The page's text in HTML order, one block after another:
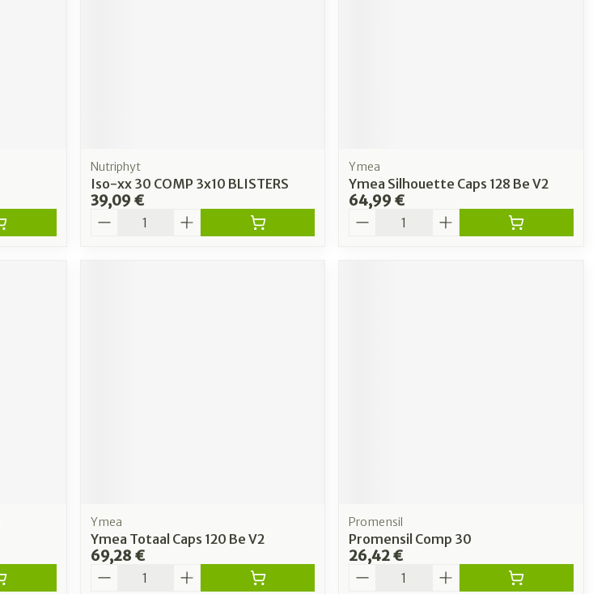
Nutriphyt
Iso-xx 30 COMP 3x10 BLISTERS
39,09 €
Quantité
Ymea
Ymea Silhouette Caps 128 Be V2
64,99 €
Quantité
Ymea
Ymea Totaal Caps 120 Be V2
69,28 €
Quantité
Promensil
Promensil Comp 30
26,42 €
Quantité